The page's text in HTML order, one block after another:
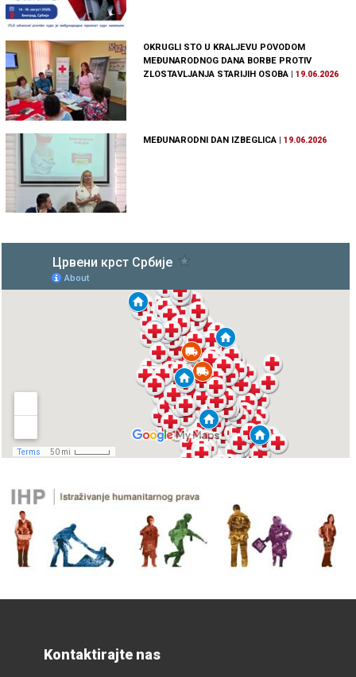
OKRUGLI STO U KRALJEVU POVODOM
MEĐUNARODNOG DANA BORBE PROTIV
ZLOSTAVLJANJA STARIJIH OSOBA |19.06.2026
MEĐUNARODNI DAN IZBEGLICA |19.06.2026
Kontaktirajte nas